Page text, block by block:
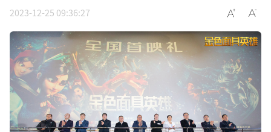
2023-12-25 09:36:27